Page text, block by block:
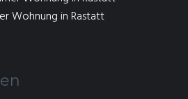
Wohnung in Rastatt